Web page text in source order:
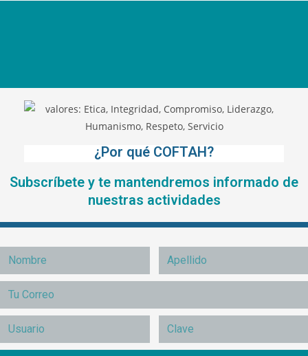
¿Por qué COFTAH?
Subscríbete y te mantendremos informado de
nuestras actividades